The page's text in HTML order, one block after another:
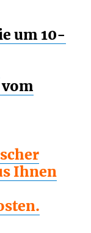
um 10-
Ihnen